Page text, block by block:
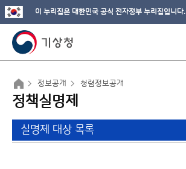
이 누리집은 대한민국 공식 전자정부 누리집입니다.
정보공개 청렴정보공개
정책실명제
실명제 대상 목록